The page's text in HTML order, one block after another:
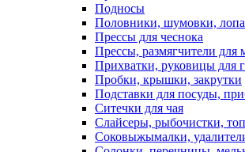
Подносы
Половники, шумовки,
Прессы для чеснока
Прессы, размягчители для
Прихватки, руковицы для
Пробки, крышки, закрутки
Подставки для посуды,
Ситечки для чая
Слайсеры, рыбочистки,
Соковыжымалки,